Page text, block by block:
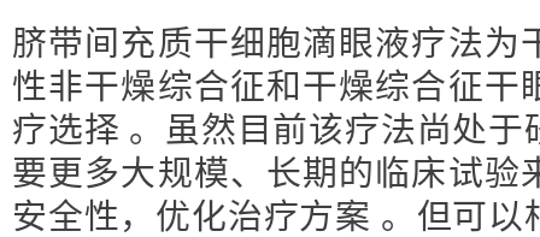
脐带间充质干细胞滴眼液疗法为
性非干燥综合征和干燥综合征干
疗选择 。虽然目前该疗法尚处
要更多大规模、长期的临床试验
安全性，优化治疗方案 。但可